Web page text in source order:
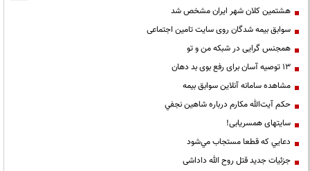
هشتمین کلان شهر ایران مشخص شد
سوابق بیمه شدگان روی سایت تامین اجتماعی
همجنس گرایی در شبکه من و تو
13 توصیه آسان برای رفع بوی بد دهان
مشاهده سامانه آنلاين سوابق بیمه
حكم آيت‌الله مكارم درباره شاهين نجفي
سایتهای همسریابی!
دعايي كه قطعا مستجاب مي‌شود
جزئیات جدید قتل روح الله داداشی